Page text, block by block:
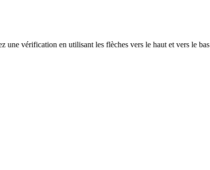
une vérification en utilisant les flèches vers le haut et vers le